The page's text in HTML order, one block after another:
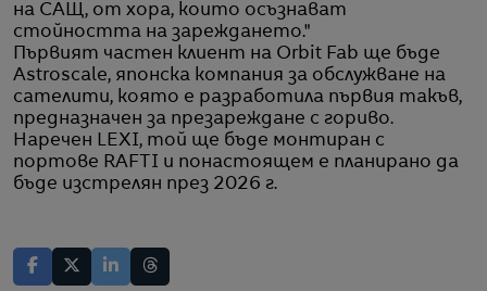
на САЩ, от хора, които осъзнават
стойността на зареждането."
Първият частен клиент на Orbit Fab ще бъде
Astroscale, японска компания за обслужване на
сателити, която е разработила първия такъв,
предназначен за презареждане с гориво.
Наречен LEXI, той ще бъде монтиран с
портове RAFTI и понастоящем е планирано да
бъде изстрелян през 2026 г.